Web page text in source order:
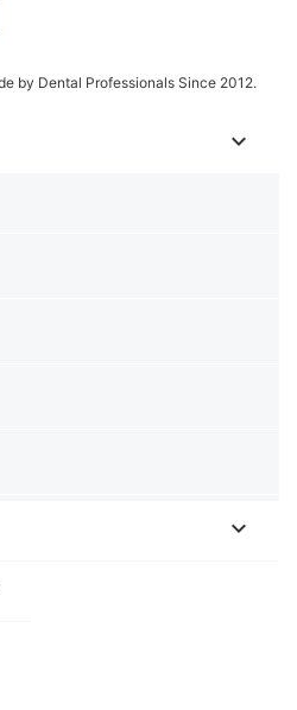
by Dental Professionals Since 2012.

